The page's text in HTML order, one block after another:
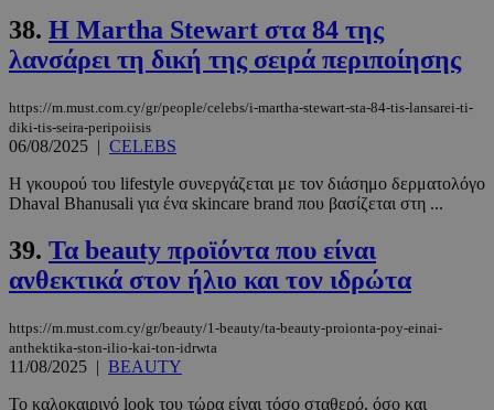
38. Η Martha Stewart στα 84 της
λανσάρει τη δική της σειρά περιποίησης
https://m.must.com.cy/gr/people/celebs/i-martha-stewart-sta-84-tis-lansarei-ti-
diki-tis-seira-peripoiisis
06/08/2025 | CELEBS
Η γκουρού του lifestyle συνεργάζεται με τον διάσημο δερματολόγο
Dhaval Bhanusali για ένα skincare brand που βασίζεται στη ...
39. Τα beauty προϊόντα που είναι
ανθεκτικά στον ήλιο και τον ιδρώτα
https://m.must.com.cy/gr/beauty/1-beauty/ta-beauty-proionta-poy-einai-
anthektika-ston-ilio-kai-ton-idrwta
11/08/2025 | BEAUTY
Το καλοκαιρινό look του τώρα είναι τόσο σταθερό, όσο και